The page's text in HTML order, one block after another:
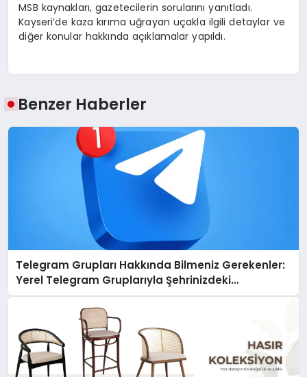
MSB kaynakları, gazetecilerin sorularını yanıtladı.
Kayseri’de kaza kırıma uğrayan uçakla ilgili detaylar ve
diğer konular hakkında açıklamalar yapıldı.
Benzer Haberler
Telegram Grupları Hakkında Bilmeniz Gerekenler:
Yerel Telegram Gruplarıyla Şehrinizdeki
Topluluklara Ulaşın